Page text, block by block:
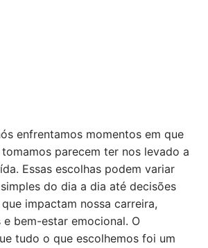
enfrentamos momentos em que
parecem ter nos levado a
Essas escolhas podem variar
do dia a dia até decisões
impactam nossa carreira,
e bem-estar emocional. O
tudo o que escolhemos foi um